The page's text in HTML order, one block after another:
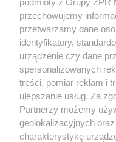
rozpowszechniany lub dalej
tym także elektroniczny lub
eksploatacji w jakiejkolwiek
Internecie bez pisemnej
wykorzystanie utworów w
tzn. bez właściwej zgody,
ścigane prawnie.
przechowujemy
przetwarzamy dane
identyfikatory,
urządzenie czy dane
spersonalizowanych
treści, pomiar reklam i
ulepszanie usług. Za
Partnerzy możemy
geolokalizacyjnych
charakterystykę